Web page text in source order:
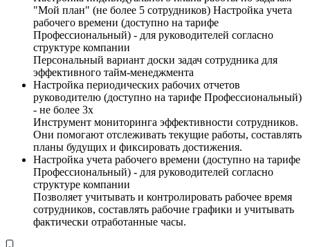
"Мой план" (не более 5 сотрудников) Настройка учета
рабочего времени (доступно на тарифе
Профессиональный) - для руководителей согласно
структуре компании
Персональный вариант доски задач сотрудника для
эффективного тайм-менеджмента
Настройка периодических рабочих отчетов
руководителю (доступно на тарифе Профессиональный)
- не более 3х
Инструмент мониторинга эффективности сотрудников.
Они помогают отслеживать текущие работы, составлять
планы будущих и фиксировать достижения.
Настройка учета рабочего времени (доступно на тарифе
Профессиональный) - для руководителей согласно
структуре компании
Позволяет учитывать и контролировать рабочее время
сотрудников, составлять рабочие графики и учитывать
фактически отработанные часы.